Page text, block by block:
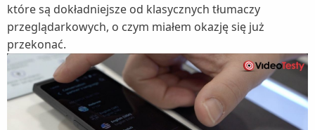
które są dokładniejsze od klasycznych tłumaczy
przeglądarkowych, o czym miałem okazję się już
przekonać.